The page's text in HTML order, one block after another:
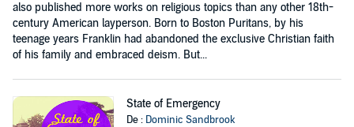
also published more works on religious topics than any other 18th-
century American layperson. Born to Boston Puritans, by his
teenage years Franklin had abandoned the exclusive Christian faith
of his family and embraced deism. But...
State of Emergency
De : Dominic Sandbrook